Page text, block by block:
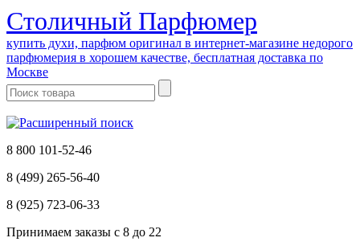
Cтоличный Парфюмер
купить духи, парфюм оригинал в интернет-магазине недорого
парфюмерия в хорошем качестве, бесплатная доставка по
Москве
8 800 101-52-46
8 (499) 265-56-40
8 (925) 723-06-33
Принимаем заказы с 8 до 22